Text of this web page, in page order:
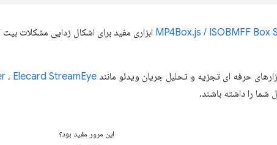
MP4Box.js / ISOBMFF Box ابزاری مفید برای اشکال زدایی مشکلات
حرفه ای تجزیه و تحلیل جریان ویدئو مانند ، Elecard StreamEye
را داشته باشند.
این مرور مفید بود؟